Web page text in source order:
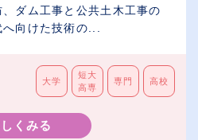
ダム工事と公共土木工事の
向けた技術の...
大学
短大
高専
専門 高校
くみる